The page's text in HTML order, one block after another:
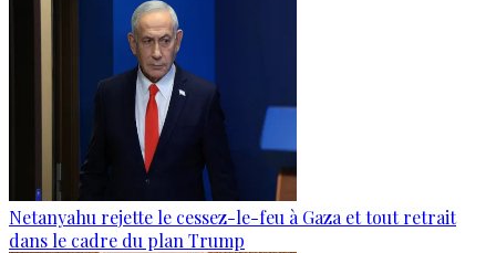
Netanyahu rejette le cessez-le-feu à Gaza et tout retrait
dans le cadre du plan Trump